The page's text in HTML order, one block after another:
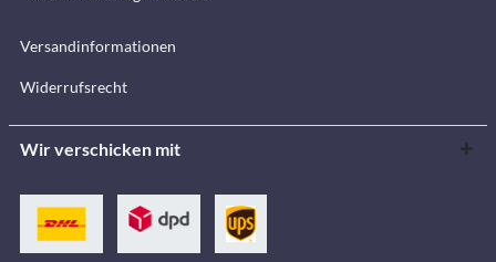
Versandinformationen
Widerrufsrecht
Wir verschicken mit